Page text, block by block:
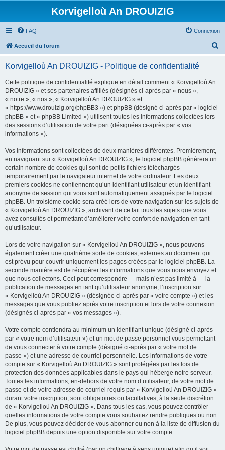
Korvigelloù An DROUIZIG
FAQ Connexion
Accueil du forum
Korvigelloù An DROUIZIG - Politique de confidentialité
Cette politique de confidentialité explique en détail comment « Korvigelloù An
DROUIZIG » et ses partenaires affiliés (désignés ci-après par « nous »,
« notre », « nos », « Korvigelloù An DROUIZIG » et
« https://www.drouizig.org/phpBB3 ») et phpBB (désigné ci-après par « logiciel
phpBB » et « phpBB Limited ») utilisent toutes les informations collectées lors
des sessions d’utilisation de votre part (désignées ci-après par « vos
informations »).
Vos informations sont collectées de deux manières différentes. Premièrement,
en naviguant sur « Korvigelloù An DROUIZIG », le logiciel phpBB génèrera un
certain nombre de cookies qui sont de petits fichiers téléchargés
temporairement par le navigateur internet de votre ordinateur. Les deux
premiers cookies ne contiennent qu’un identifiant utilisateur et un identifiant
anonyme de session qui vous sont automatiquement assignés par le logiciel
phpBB. Un troisième cookie sera créé lors de votre navigation sur les sujets de
« Korvigelloù An DROUIZIG », archivant de ce fait tous les sujets que vous
avez consultés et permettant d’améliorer votre confort de navigation en tant
qu’utilisateur.
Lors de votre navigation sur « Korvigelloù An DROUIZIG », nous pouvons
également créer une quatrième sorte de cookies, externes au document qui
est prévu pour couvrir uniquement les pages créées par le logiciel phpBB. La
seconde manière est de récupérer les informations que vous nous envoyez et
que nous collectons. Ceci peut correspondre — mais n’est pas limité à — la
publication de messages en tant qu’utilisateur anonyme, l’inscription sur
« Korvigelloù An DROUIZIG » (désignée ci-après par « votre compte ») et les
messages que vous publiez après votre inscription et lors de votre connexion
(désignés ci-après par « vos messages »).
Votre compte contiendra au minimum un identifiant unique (désigné ci-après
par « votre nom d’utilisateur ») et un mot de passe personnel vous permettant
de vous connecter à votre compte (désigné ci-après par « votre mot de
passe ») et une adresse de courriel personnelle. Les informations de votre
compte sur « Korvigelloù An DROUIZIG » sont protégées par les lois de
protection des données applicables dans le pays qui héberge notre serveur.
Toutes les informations, en-dehors de votre nom d’utilisateur, de votre mot de
passe et de votre adresse de courriel requis par « Korvigelloù An DROUIZIG »
durant votre inscription, sont obligatoires ou facultatives, à la seule discrétion
de « Korvigelloù An DROUIZIG ». Dans tous les cas, vous pouvez contrôler
quelles informations de votre compte vous souhaitez rendre publiques ou non.
De plus, vous pouvez décider de vous abonner ou non à la liste de diffusion du
logiciel phpBB depuis une option disponible sur votre compte.